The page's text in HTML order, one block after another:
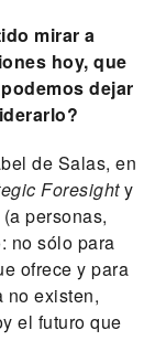
mirar a
hoy, que
dejar
de Salas, en
Foresighty
personas,
no sólo para
ofrece y para
no existen,
el futuro que